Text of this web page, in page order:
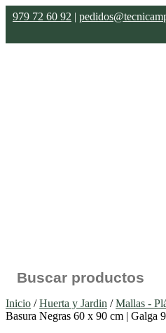
979 72 60 92 |
Inicio /Huerta y Jardin /Mallas -
Basura Negras 60 x 90 cm | Galga